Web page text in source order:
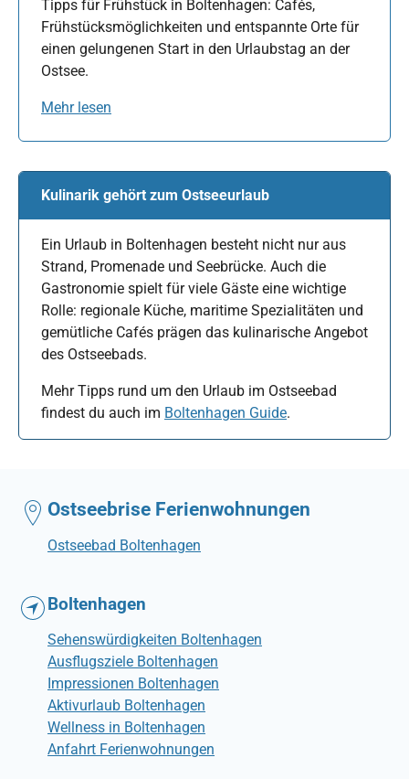
Tipps für Frühstück in Boltenhagen: Cafés,
Frühstücksmöglichkeiten und entspannte Orte für
einen gelungenen Start in den Urlaubstag an der
Ostsee.
Mehr lesen
Kulinarik gehört zum Ostseeurlaub
Ein Urlaub in Boltenhagen besteht nicht nur aus
Strand, Promenade und Seebrücke. Auch die
Gastronomie spielt für viele Gäste eine wichtige
Rolle: regionale Küche, maritime Spezialitäten und
gemütliche Cafés prägen das kulinarische Angebot
des Ostseebads.
Mehr Tipps rund um den Urlaub im Ostseebad
findest du auch im Boltenhagen Guide.
Ostseebrise Ferienwohnungen
Ostseebad Boltenhagen
Boltenhagen
Sehenswürdigkeiten Boltenhagen
Ausflugsziele Boltenhagen
Impressionen Boltenhagen
Aktivurlaub Boltenhagen
Wellness in Boltenhagen
Anfahrt Ferienwohnungen